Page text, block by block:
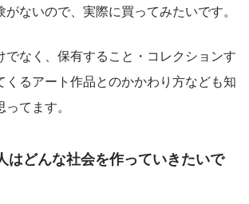
ないので、実際に買ってみたいです。
でなく、保有すること・コレクションす
くるアート作品とのかかわり方なども知
てます。
はどんな社会を作っていきたいで